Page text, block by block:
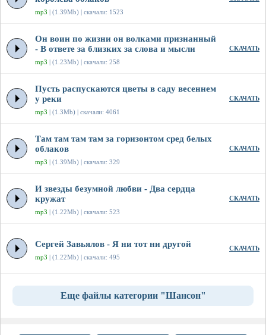
mp3 | (1.39Mb) | скачали: 1523
Он воин по жизни он волками признанный
- В ответе за близких за слова и мысли
mp3 | (1.23Mb) | скачали: 258
СКАЧАТЬ
Пусть распускаются цветы в саду весеннем
у реки
mp3 | (1.3Mb) | скачали: 4061
СКАЧАТЬ
Там там там там за горизонтом сред белых
облаков
mp3 | (1.39Mb) | скачали: 329
СКАЧАТЬ
И звезды безумной любви - Два сердца
кружат
mp3 | (1.22Mb) | скачали: 523
СКАЧАТЬ
Сергей Завьялов - Я ни тот ни другой
mp3 | (1.22Mb) | скачали: 495
СКАЧАТЬ
Еще файлы категории "Шансон"